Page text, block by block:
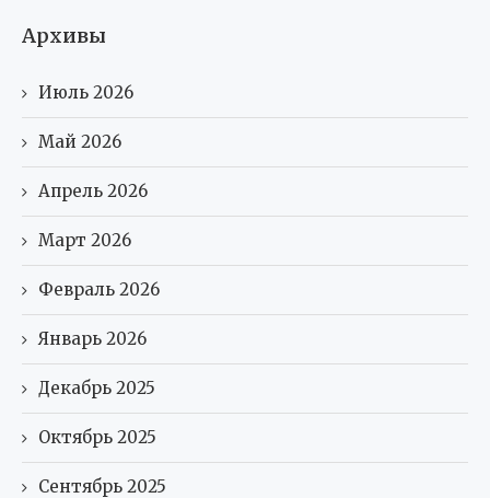
Архивы
Июль 2026
Май 2026
Апрель 2026
Март 2026
Февраль 2026
Январь 2026
Декабрь 2025
Октябрь 2025
Сентябрь 2025